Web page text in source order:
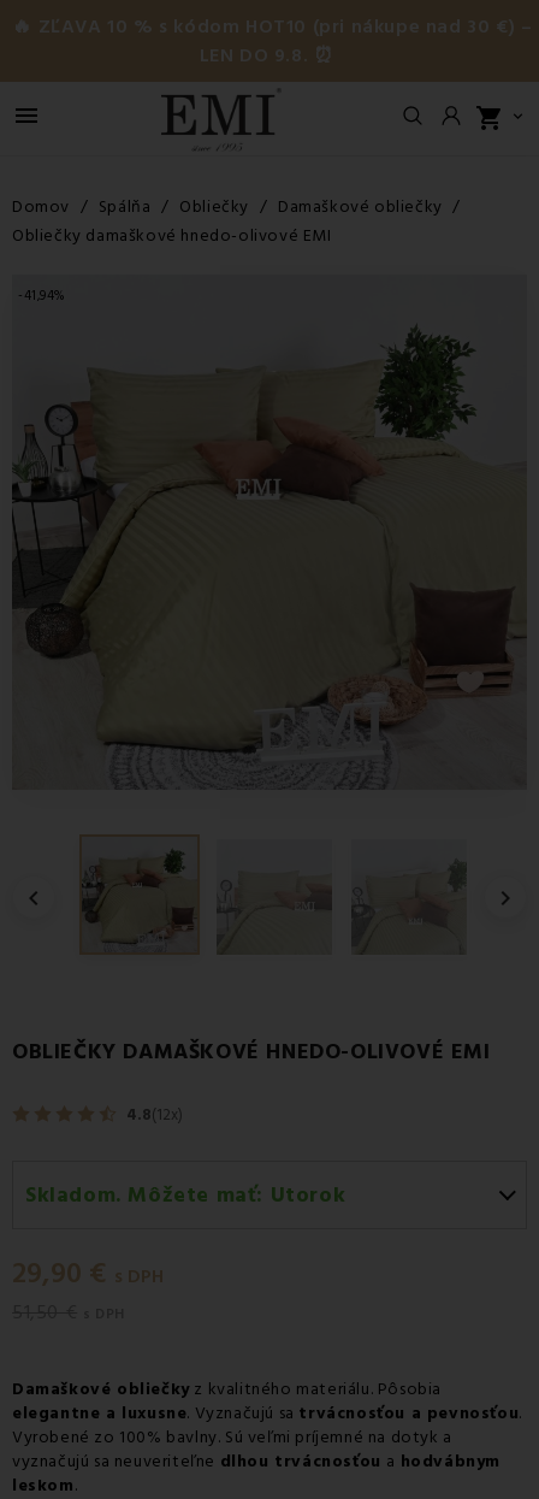
🔥 ZĽAVA 10 % s kódom HOT10 (pri nákupe nad 30 €) –
LEN DO 9.8. ⏰
 shopping_cart 
Domov Spálňa Obliečky
Damaškové obliečky
Obliečky damaškové hnedo-olivové EMI
-41,94%
 
OBLIEČKY DAMAŠKOVÉ HNEDO-OLIVOVÉ EMI
4.8(12x)
Skladom. Môžete mať: Utorok
Utorok 11.08
Utorok 11.08-Osobný odber v odbernom mieste GLS
Streda 12.08 -Packeta doručenie kuriérom na adresu
29,90 € s DPH
Damaškové obliečkyz kvalitného materiálu. Pôsobia
elegantne a luxusne. Vyznačujú sa trvácnosťou a pevnosťou.
Vyrobené zo 100% bavlny. Sú veľmi príjemné na dotyk a
vyznačujú sa neuveriteľne dlhou trvácnosťou a hodvábnym
leskom.